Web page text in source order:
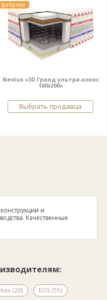
фабрика
Neolux «3D Гранд ультра-кокос
160х200»
Выбрать продавца
и
Качественные
(20)
EOS (55)